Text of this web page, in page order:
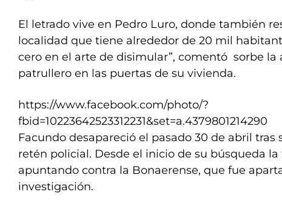
El letrado vive en Pedro Luro, donde también
localidad que tiene alrededor de 20 mil
cero en el arte de disimular”, comentó sorbe la
patrullero en las puertas de su vivienda.
https://www.facebook.com/photo/?
fbid=10223642523312231&set=a.4379801214290
Facundo desapareció el pasado 30 de abril tras
retén policial. Desde el inicio de su búsqueda
apuntando contra la Bonaerense, que fue
investigación.